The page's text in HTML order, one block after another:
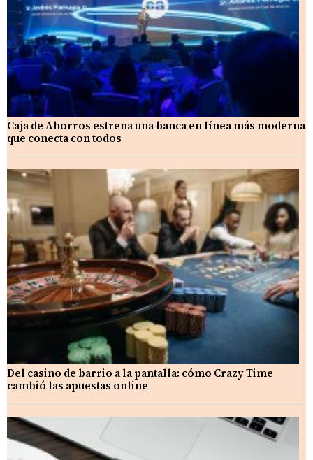
Caja de Ahorros estrena una banca en línea más moderna
que conecta con todos
Del casino de barrio a la pantalla: cómo Crazy Time
cambió las apuestas online